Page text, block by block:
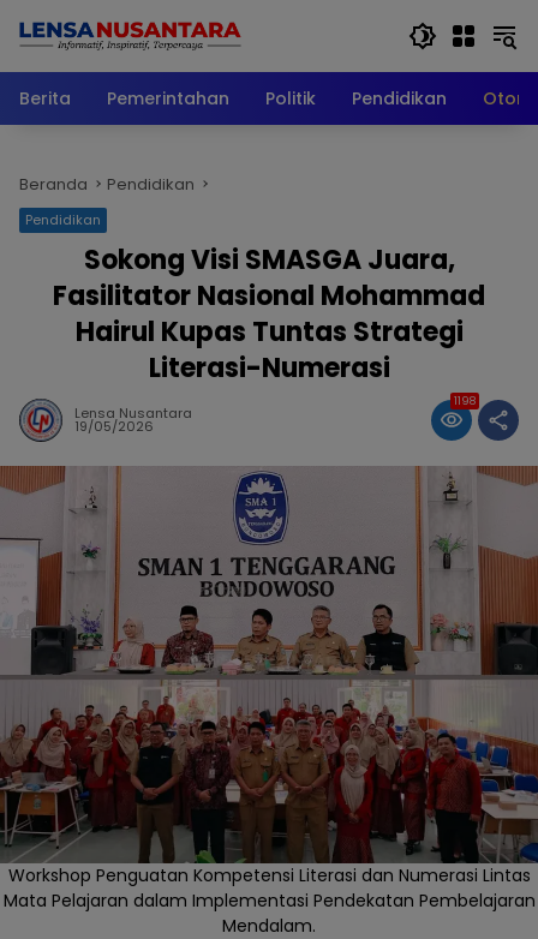
Berita
Pemerintahan Politik Pendidikan
Beranda Pendidikan
Pendidikan
Sokong Visi SMASGA Juara,
Fasilitator Nasional Mohammad
Hairul Kupas Tuntas Strategi
Literasi-Numerasi
Lensa Nusantara
19/05/2026
1198
Workshop Penguatan Kompetensi Literasi dan Numerasi Lintas
Mata Pelajaran dalam Implementasi Pendekatan Pembelajaran
Mendalam.